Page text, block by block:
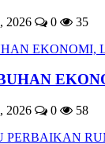
2026 0 35
2026 0 58